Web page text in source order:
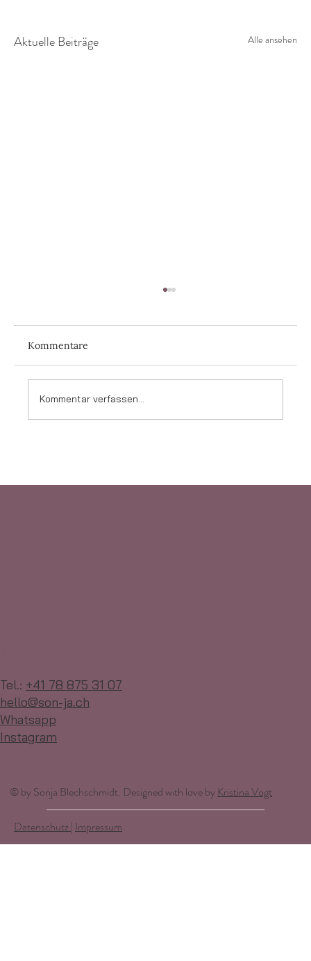
Aktuelle Beiträge Alle ansehen
Kommentare
Kommentar verfassen...
Datenschutz | Impressum
© by Sonja Blechschmidt. Designed with love by Kristina Vogt
Tel.: +41 78 875 31 07
hello@son-ja.ch
Whatsapp
Instagram